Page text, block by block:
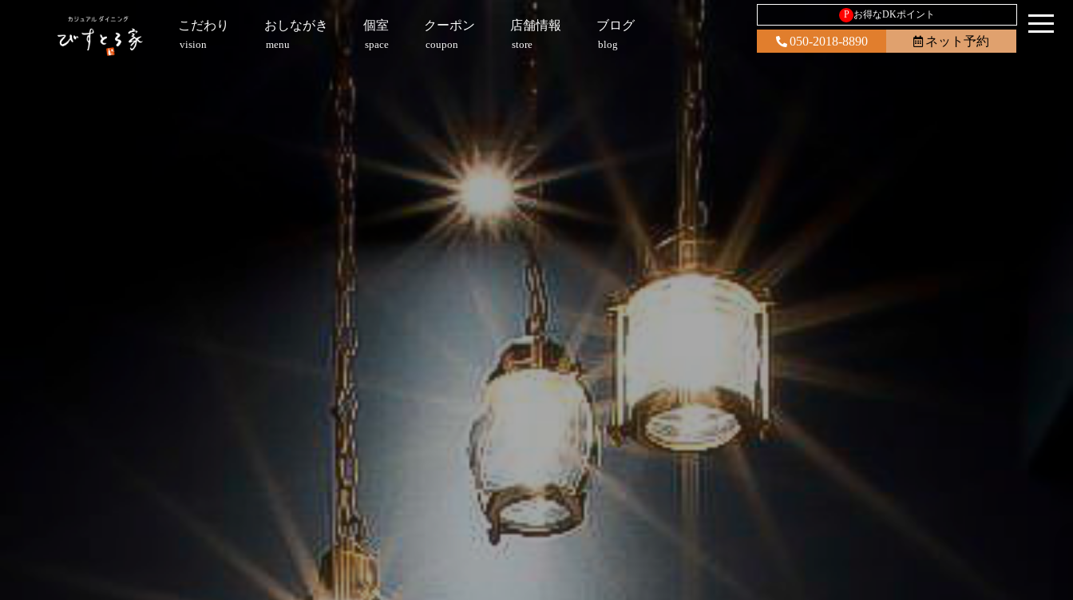
こだわり
vision
おしながき
menu
個室
space
クーポン
coupon
店舗情報
store
ブログ
blog
P お得なDKポイント
050-2018-8890 ネット予約